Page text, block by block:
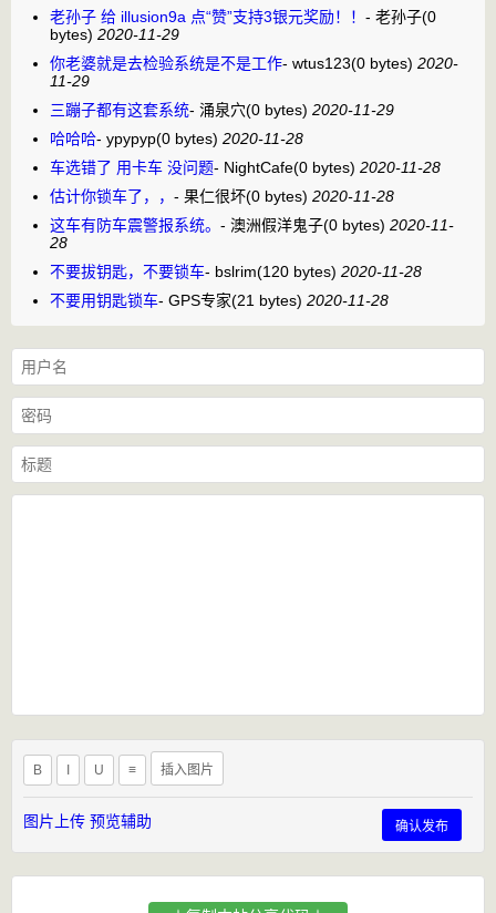
老孙子 给 illusion9a 点“赞”支持3银元奖励！！ - 老孙子(0
bytes) 2020-11-29
你老婆就是去检验系统是不是工作- wtus123(0 bytes) 2020-
11-29
三蹦子都有这套系统- 涌泉穴(0 bytes) 2020-11-29
哈哈哈- ypypyp(0 bytes) 2020-11-28
车选错了 用卡车 没问题- NightCafe(0 bytes) 2020-11-28
估计你锁车了，， - 果仁很坏(0 bytes) 2020-11-28
这车有防车震警报系统。 - 澳洲假洋鬼子(0 bytes) 2020-11-
28
不要拔钥匙，不要锁车- bslrim(120 bytes) 2020-11-28
不要用钥匙锁车- GPS专家(21 bytes) 2020-11-28
B U ≡ 插入图片
图片上传 预览辅助 确认发布